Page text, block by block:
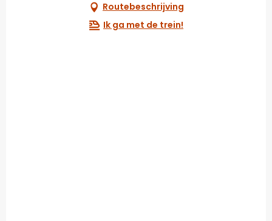
Routebeschrijving
Ik ga met de trein!